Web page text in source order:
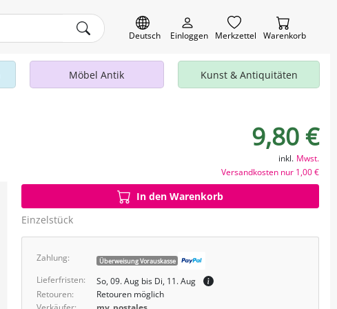
Deutsch Einloggen Merkzettel Warenkorb
Möbel Antik Kunst & Antiquitäten
9,80 €
inkl. Mwst.
Versandkosten nur 1,00 €
In den Warenkorb
Einzelstück
Zahlung: Überweisung Vorauskasse
Lieferfristen:
So, 09. Aug bis Di, 11. Aug
Retouren:
Retouren möglich